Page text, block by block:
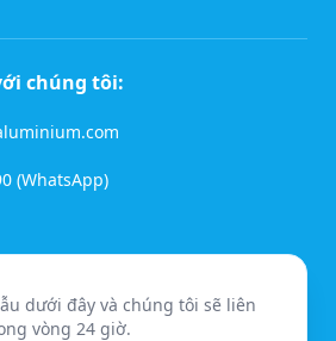
chúng tôi:
(WhatsApp)
dưới đây và chúng tôi sẽ liên
vòng 24 giờ.